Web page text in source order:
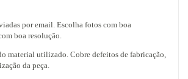
por email. Escolha fotos com boa
boa resolução.
material utilizado. Cobre defeitos de fabricação,
da peça.